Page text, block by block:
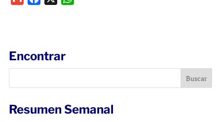
o
k
p
Encontrar
Resumen Semanal